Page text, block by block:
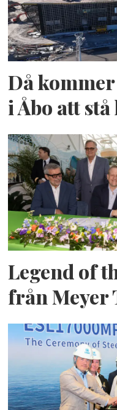
Då
i Åbo att
Legend of
från Meyer